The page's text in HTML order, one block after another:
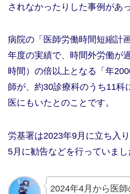
されなかったりした事例があ
病院の「医師労働時間短縮計
年度の実績で、時間外労働が
時間）の倍以上となる「年
師が、約30診療科のうち11科
医にもいたとのことです。
労基署は2023年9月に立ち入
5月に勧告などを行っていまし
2024年4月から医